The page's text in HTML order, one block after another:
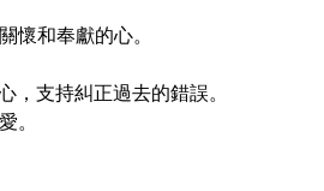
和奉獻的心。
支持糾正過去的錯誤。
。